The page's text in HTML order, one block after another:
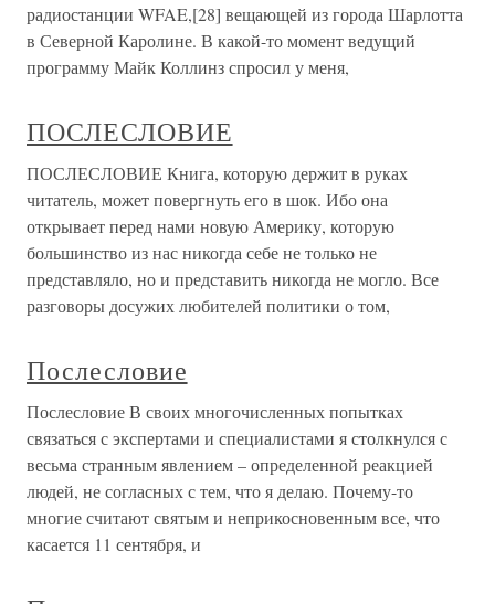
радиостанции WFAE,[28] вещающей из города Шарлотта
в Северной Каролине. В какой-то момент ведущий
программу Майк Коллинз спросил у меня,
ПОСЛЕСЛОВИЕ
ПОСЛЕСЛОВИЕ Книга, которую держит в руках
читатель, может повергнуть его в шок. Ибо она
открывает перед нами новую Америку, которую
большинство из нас никогда себе не только не
представляло, но и представить никогда не могло. Все
разговоры досужих любителей политики о том,
Послесловие
Послесловие В своих многочисленных попытках
связаться с экспертами и специалистами я столкнулся с
весьма странным явлением – определенной реакцией
людей, не согласных с тем, что я делаю. Почему-то
многие считают святым и неприкосновенным все, что
касается 11 сентября, и